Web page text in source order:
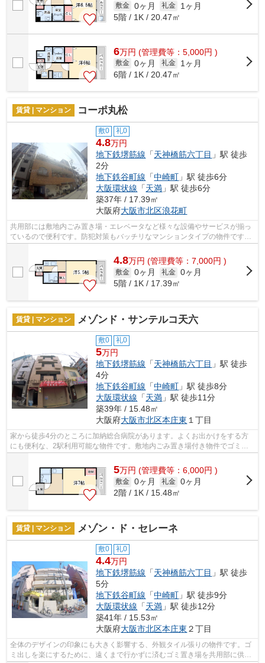
敷金 0ヶ月 礼金
1ヶ月
5階 / 1K / 20.47㎡
6万円 (管理費等：5,000円 )
敷金 0ヶ月 礼金
1ヶ月
6階 / 1K / 20.47㎡
賃貸 | マンション コーポ丸松
敷0 礼0
4.8万円
地下鉄堺筋線 「天神橋筋六丁目 」駅 徒歩
2分
地下鉄谷町線 「中崎町 」駅 徒歩6分
大阪環状線 「天満 」駅 徒歩6分
築37年 / 17.39㎡
大阪府大阪市北区浪花町
共用部には敷地内ごみ置き場・エレベータなど様々な設備やサービスが揃っ
ているので便利です。防犯対策もバッチリなマンションタイプの物件です。
目的に応じて選べる2駅利用可能なマン...
4.8万円 (管理費等：7,000円 )
敷金 0ヶ月 礼金 0ヶ月
5階 / 1K / 17.39㎡
賃貸 | マンション メゾンド・サンテルコ天六
敷0 礼0
5万円
地下鉄堺筋線 「天神橋筋六丁目 」駅 徒歩
4分
地下鉄谷町線 「中崎町 」駅 徒歩8分
大阪環状線 「天満 」駅 徒歩11分
築39年 / 15.48㎡
大阪府大阪市北区本庄東 １丁目
家から徒歩4分のところに加納総合病院があります。よくお出かけをする方
にも便利な、2駅利用可能な物件です。敷地内ごみ置き場付き物件でゴミ出
しを楽にできます。こちらはマンション...
5万円 (管理費等：6,000円 )
敷金 0ヶ月 礼金 0ヶ月
2階 / 1K / 15.48㎡
賃貸 | マンション メゾン・ド・セレーネ
敷0 礼0
4.4万円
地下鉄堺筋線 「天神橋筋六丁目 」駅 徒歩
5分
地下鉄谷町線 「中崎町 」駅 徒歩9分
大阪環状線 「天満 」駅 徒歩12分
築41年 / 15.53㎡
大阪府大阪市北区本庄東 ２丁目
全体のデザインの印象にも大きく影響する、外観タイル張りの物件です。ゴ
ミ出しを楽にするために、遠くまで行かずに済むゴミ置き場を共用部に供え